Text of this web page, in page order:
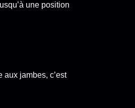
une position
jambes, c’est